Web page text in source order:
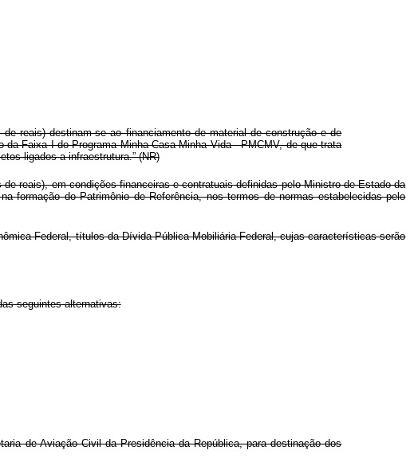
reais) destinam-se ao financiamento de material de construção e de
Faixa I do Programa Minha Casa Minha Vida - PMCMV, de que trata
ligados a infraestrutura.” (NR)
reais), em condições financeiras e contratuais definidas pelo Ministro de Estado da
formação do Patrimônio de Referência, nos termos de normas estabelecidas pelo
Federal, títulos da Dívida Pública Mobiliária Federal, cujas características serão
seguintes alternativas:
de Aviação Civil da Presidência da República, para destinação dos